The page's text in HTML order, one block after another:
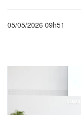
05/05/2026 09h51